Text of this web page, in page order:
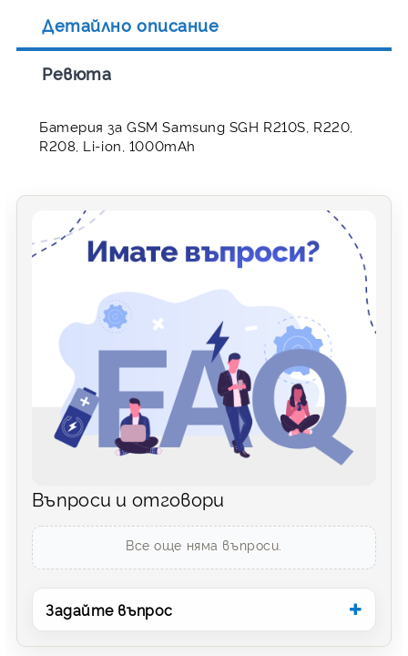
Детайлно описание
Ревюта
Батерия за GSM Samsung SGH R210S, R220,
R208, Li-ion, 1000mAh
Въпроси и отговори
Все още няма въпроси.
Задайте въпрос